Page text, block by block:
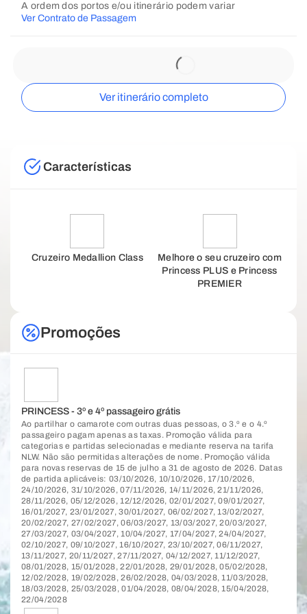
A ordem dos portos e/ou itinerário podem variar
Ver Contrato de Passagem
Ver itinerário completo
Características
Cruzeiro Medallion Class
Melhore o seu cruzeiro com
Princess PLUS e Princess
PREMIER
Promoções
PRINCESS - 3º e 4º passageiro grátis
Ao partilhar o camarote com outras duas pessoas, o 3.º e o 4.º
passageiro pagam apenas as taxas. Promoção válida para
categorias e partidas selecionadas e mediante reserva na tarifa
NLW. Não são permitidas alterações de nome. Promoção válida
para novas reservas de 15 de julho a 31 de agosto de 2026. Datas
de partida aplicáveis: 03/10/2026, 10/10/2026, 17/10/2026,
24/10/2026, 31/10/2026, 07/11/2026, 14/11/2026, 21/11/2026,
28/11/2026, 05/12/2026, 12/12/2026, 02/01/2027, 09/01/2027,
16/01/2027, 23/01/2027, 30/01/2027, 06/02/2027, 13/02/2027,
20/02/2027, 27/02/2027, 06/03/2027, 13/03/2027, 20/03/2027,
27/03/2027, 03/04/2027, 10/04/2027, 17/04/2027, 24/04/2027,
02/10/2027, 09/10/2027, 16/10/2027, 23/10/2027, 06/11/2027,
13/11/2027, 20/11/2027, 27/11/2027, 04/12/2027, 11/12/2027,
08/01/2028, 15/01/2028, 22/01/2028, 29/01/2028, 05/02/2028,
12/02/2028, 19/02/2028, 26/02/2028, 04/03/2028, 11/03/2028,
18/03/2028, 25/03/2028, 01/04/2028, 08/04/2028, 15/04/2028,
22/04/2028